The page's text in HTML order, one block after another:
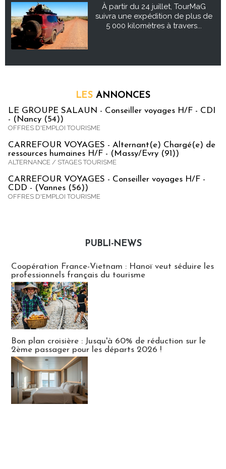
À partir du 24 juillet, TourMaG
suivra une expédition de plus de
5 000 kilomètres à travers...
LES ANNONCES
LE GROUPE SALAUN - Conseiller voyages H/F - CDI
- (Nancy (54))
OFFRES D'EMPLOI TOURISME
CARREFOUR VOYAGES - Alternant(e) Chargé(e) de
ressources humaines H/F - (Massy/Evry (91))
ALTERNANCE / STAGES TOURISME
CARREFOUR VOYAGES - Conseiller voyages H/F -
CDD - (Vannes (56))
OFFRES D'EMPLOI TOURISME
PUBLI-NEWS
Coopération France-Vietnam : Hanoï veut séduire les
professionnels français du tourisme
Bon plan croisière : Jusqu'à 60% de réduction sur le
2ème passager pour les départs 2026 !